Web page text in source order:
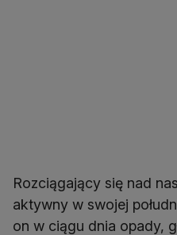
Rozciągający się nad
aktywny w swojej
on w ciągu dnia opady,